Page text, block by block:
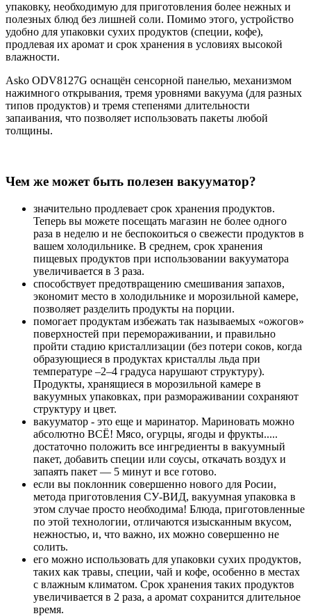
упаковку, необходимую для приготовления более нежных и
полезных блюд без лишней соли. Помимо этого, устройство
удобно для упаковки сухих продуктов (специи, кофе),
продлевая их аромат и срок хранения в условиях высокой
влажности.
Asko ODV8127G оснащён сенсорной панелью, механизмом
нажимного открывания, тремя уровнями вакуума (для разных
типов продуктов) и тремя степенями длительности
запаивания, что позволяет использовать пакеты любой
толщины.
Чем же может быть полезен вакууматор?
значительно продлевает срок хранения продуктов.
Теперь вы можете посещать магазин не более одного
раза в неделю и не беспокоиться о свежести продуктов в
вашем холодильнике. В среднем, срок хранения
пищевых продуктов при использовании вакууматора
увеличивается в 3 раза.
способствует предотвращению смешивания запахов,
экономит место в холодильнике и морозильной камере,
позволяет разделить продукты на порции.
помогает продуктам избежать так называемых «ожогов»
поверхностей при перемораживании, и правильно
пройти стадию кристаллизации (без потери соков, когда
образующиеся в продуктах кристаллы льда при
температуре –2–4 градуса нарушают структуру).
Продукты, хранящиеся в морозильной камере в
вакуумных упаковках, при размораживании сохраняют
структуру и цвет.
вакууматор - это еще и маринатор. Мариновать можно
абсолютно ВСЁ! Мясо, огурцы, ягоды и фрукты.....
достаточно положить все ингредиенты в вакуумный
пакет, добавить специи или соусы, откачать воздух и
запаять пакет — 5 минут и все готово.
если вы поклонник совершенно нового для Росии,
метода приготовления СУ-ВИД, вакуумная упаковка в
этом случае просто необходима! Блюда, приготовленные
по этой технологии, отличаются изысканным вкусом,
нежностью, и, что важно, их можно совершенно не
солить.
его можно использовать для упаковки сухих продуктов,
таких как травы, специи, чай и кофе, особенно в местах
с влажным климатом. Срок хранения таких продуктов
увеличивается в 2 раза, а аромат сохранится длительное
время.